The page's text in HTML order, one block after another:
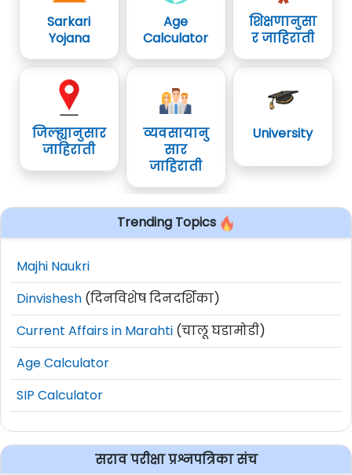
Sarkari
Yojana
Age
Calculator
शिक्षणानुसा
र जाहिराती
जिल्ह्यानुसार
जाहिराती
व्यवसायानु
सार
जाहिराती
University
Trending Topics
Majhi Naukri
Dinvishesh (दिनविशेष दिनदर्शिका)
Current Affairs in Marahti (चालू घडामोडी)
Age Calculator
SIP Calculator
सराव परीक्षा प्रश्नपत्रिका संच